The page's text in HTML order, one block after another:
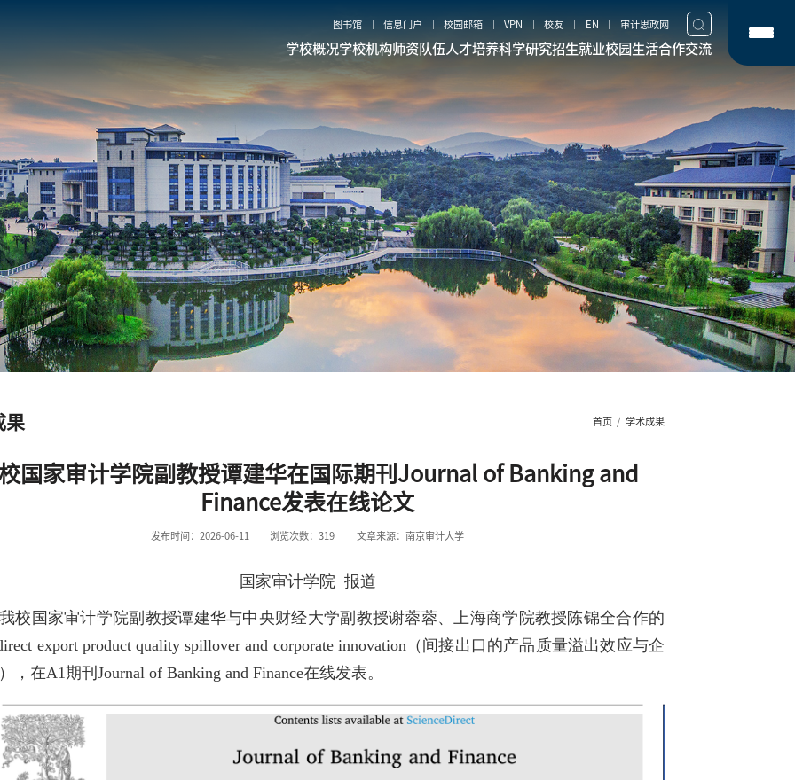
图书馆 信息门户 校园邮箱 VPN 校友 EN 审计思政网
学校概况学校机构师资队伍人才培养科学研究招生就业校园生活合作交流
果 首页 学术成果
国家审计学院副教授谭建华在国际期刊Journal of Banking and
Finance发表在线论文
发布时间：2026-06-11 浏览次数： 319 文章来源：南京审计大学
国家审计学院 报道
校国家审计学院副教授谭建华与中央财经大学副教授谢蓉蓉、上海商学院教授陈锦全合作的
export product quality spillover and corporate innovation（间接出口的产品质量溢出效应与企
，在A1期刊Journal of Banking and Finance在线发表。